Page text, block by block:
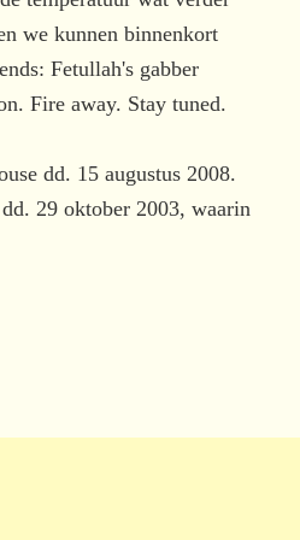
we kunnen binnenkort
Fetullah's gabber
Fire away. Stay tuned.
dd. 15 augustus 2008.
29 oktober 2003, waarin